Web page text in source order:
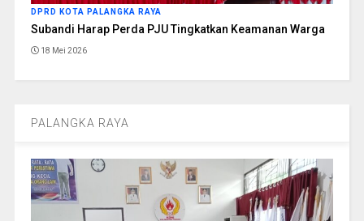
DPRD KOTA PALANGKA RAYA
Subandi Harap Perda PJU Tingkatkan Keamanan Warga
18 Mei 2026
PALANGKA RAYA